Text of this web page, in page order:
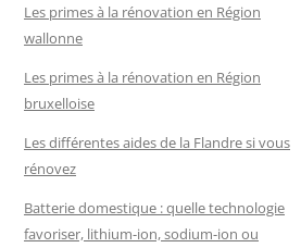
Les primes à la rénovation en Région
wallonne
Les primes à la rénovation en Région
bruxelloise
Les différentes aides de la Flandre si vous
rénovez
Batterie domestique : quelle technologie
favoriser, lithium-ion, sodium-ion ou